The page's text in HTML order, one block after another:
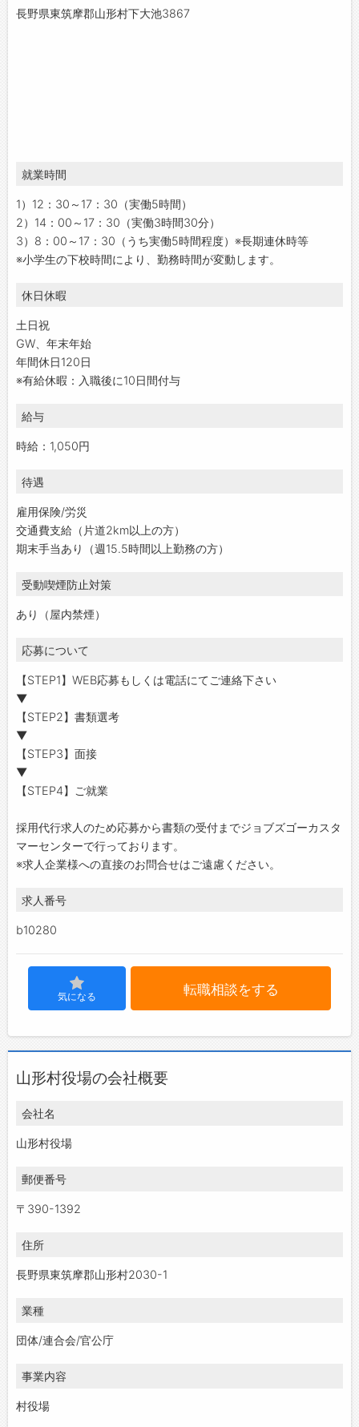
長野県東筑摩郡山形村下大池3867
就業時間
1）12：30～17：30（実働5時間）
2）14：00～17：30（実働3時間30分）
3）8：00～17：30（うち実働5時間程度）※長期連休時等
※小学生の下校時間により、勤務時間が変動します。
休日休暇
土日祝
GW、年末年始
年間休日120日
※有給休暇：入職後に10日間付与
給与
時給：1,050円
待遇
雇用保険/労災
交通費支給（片道2km以上の方）
期末手当あり（週15.5時間以上勤務の方）
受動喫煙防止対策
あり（屋内禁煙）
応募について
【STEP1】WEB応募もしくは電話にてご連絡下さい
▼
【STEP2】書類選考
▼
【STEP3】面接
▼
【STEP4】ご就業
採用代行求人のため応募から書類の受付までジョブズゴーカスタ
マーセンターで行っております。
※求人企業様への直接のお問合せはご遠慮ください。
求人番号
b10280
気になる 転職相談をする
山形村役場の会社概要
会社名
山形村役場
郵便番号
〒390-1392
住所
長野県東筑摩郡山形村2030-1
業種
団体/連合会/官公庁
事業内容
村役場